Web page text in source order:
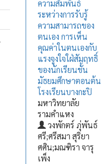
ความสัมพันธ์
ระหว่างการรับรู้
ความสามารถของ
ตนเอง การเห็น
คุณค่าในตนเองกับ
แรงจูงใจใฝ่สัมฤทธิ์
ของนักเรียนชั้น
มัธยมศึกษาตอนต้น
โรงเรียนบางกะปิ
มหาวิทยาลัย
รามคำแหง
วงพักตร์ ภุ่พันธ์
ศรี;ศรีสมา สุริยา
ศศิน;มณฑิรา จารุ
เพ็ง